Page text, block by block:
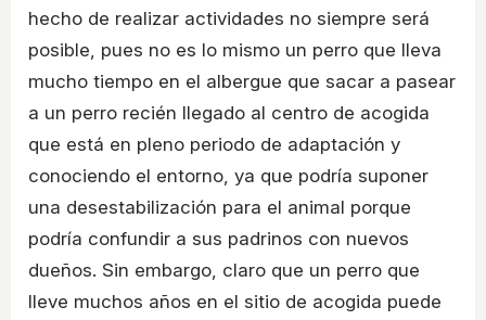
hecho de realizar actividades no siempre será
posible, pues no es lo mismo un perro que lleva
mucho tiempo en el albergue que sacar a pasear
a un perro recién llegado al centro de acogida
que está en pleno periodo de adaptación y
conociendo el entorno, ya que podría suponer
una desestabilización para el animal porque
podría confundir a sus padrinos con nuevos
dueños. Sin embargo, claro que un perro que
lleve muchos años en el sitio de acogida puede